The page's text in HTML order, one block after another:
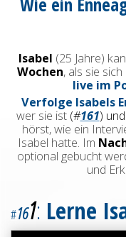
Isabel (25 Jahre)
Wochen, als sie
live im
Verfolge Isabels
wer sie ist (#161) und
hörst, wie ein
Isabel hatte. Im
optional gebucht
und
#161: Lerne